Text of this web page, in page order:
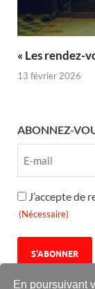
En poursuivant
« Les rendez-
13 février 2026
ABONNEZ-
RGPD
(Nécessaire)
J’accepte
(Nécessaire)